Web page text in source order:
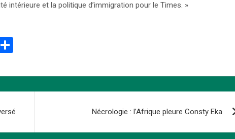
intérieure et la politique d’immigration pour le Times. »
ta
g
er
Nécrologie : l’Afrique pleure Consty Eka